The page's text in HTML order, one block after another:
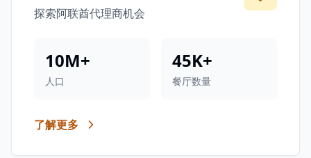
探索阿联酋代理商机会
10M+
人口
45K+
餐厅数量
了解更多